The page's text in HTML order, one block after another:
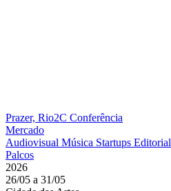
Prazer, Rio2C Conferência
Mercado
Audiovisual Música Startups Editorial
Palcos
2026
26/05 a 31/05